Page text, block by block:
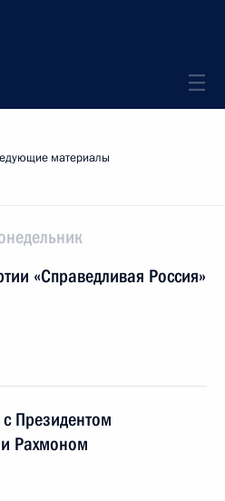
материалы
«Справедливая Россия»
Президентом
Рахмоном